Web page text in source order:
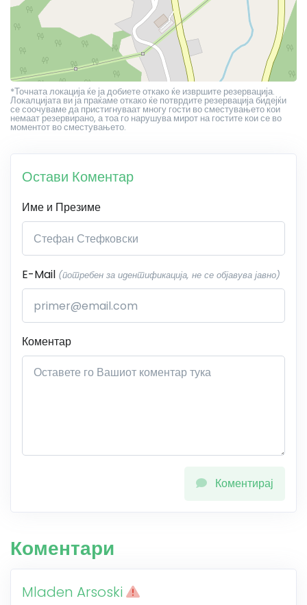
*Точната локација ќе ја добиете откако ќе извршите резервација.
Локалцијата ви ја праќаме откако ќе потврдите резервација бидејќи
се соочуваме да пристигнуваат многу гости во сместувањето кои
немаат резервирано, а тоа го нарушува мирот на гостите кои се во
моментот во сместувањето.
Остави Коментар
Име и Презиме
E-Mail (потребен за идентификација, не се објавува јавно)
Коментар
Коментирај
Коментари
Mladen Arsoski